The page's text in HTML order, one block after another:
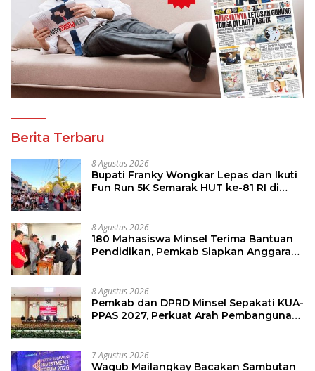
Berita Terbaru
8 Agustus 2026
Bupati Franky Wongkar Lepas dan Ikuti
Fun Run 5K Semarak HUT ke-81 RI di
8 Agustus 2026
180 Mahasiswa Minsel Terima Bantuan
Pendidikan, Pemkab Siapkan Anggaran
8 Agustus 2026
Pemkab dan DPRD Minsel Sepakati KUA-
PPAS 2027, Perkuat Arah Pembangunan
7 Agustus 2026
Wagub Mailangkay Bacakan Sambutan